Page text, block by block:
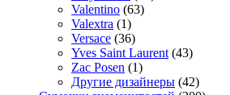
Valentino (63)
Valextra (1)
Versace (36)
Yves Saint Laurent (43)
Zac Posen (1)
Другие дизайнеры (42)